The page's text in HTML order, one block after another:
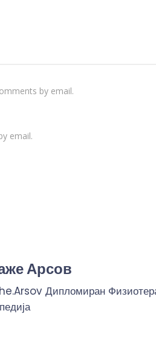
by email.
email.
Арсов
Дипломиран